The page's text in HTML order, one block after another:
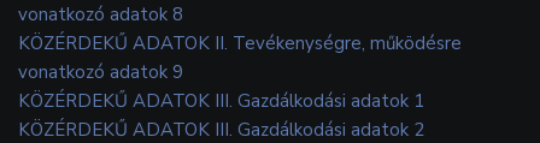
vonatkozó adatok 8
KÖZÉRDEKŰ ADATOK II. Tevékenységre, működésre
vonatkozó adatok 9
KÖZÉRDEKŰ ADATOK III. Gazdálkodási adatok 1
KÖZÉRDEKŰ ADATOK III. Gazdálkodási adatok 2